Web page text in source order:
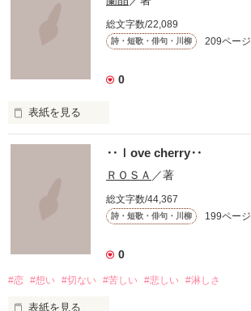
総文字数/22,089
詩・短歌・俳句・川柳 209ページ
0
表紙を見る
知らずに歩いてきた
‥ｌove cherry‥
ＲＯＳＡ ／著
総文字数/44,367
詩・短歌・俳句・川柳 199ページ
0
#恋 #想い #切ない #苦しい #悲しい #淋しさ
表紙を見る